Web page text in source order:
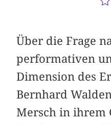
Über die Frage
performativen
Dimension des
Bernhard
Mersch in ihrem